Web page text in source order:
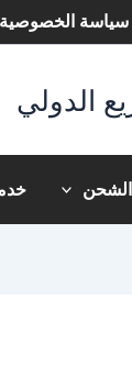
سياسة الخصوصية
الدولي